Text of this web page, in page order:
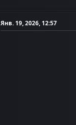
Янв. 19, 2026, 12:57